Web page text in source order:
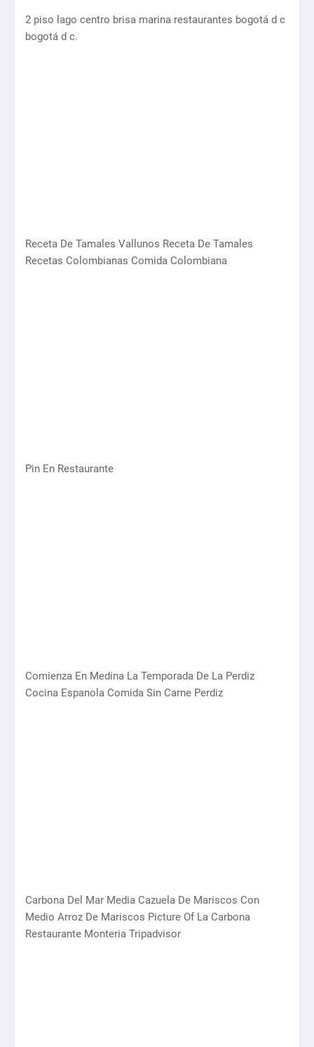
2 piso lago centro brisa marina restaurantes bogotá d c
bogotá d c.
Receta De Tamales Vallunos Receta De Tamales
Recetas Colombianas Comida Colombiana
Pin En Restaurante
Comienza En Medina La Temporada De La Perdiz
Cocina Espanola Comida Sin Carne Perdiz
Carbona Del Mar Media Cazuela De Mariscos Con
Medio Arroz De Mariscos Picture Of La Carbona
Restaurante Monteria Tripadvisor